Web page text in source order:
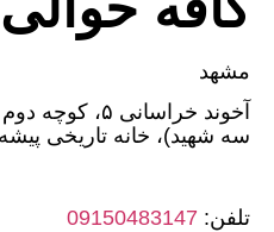
مشهد
آخوند
سه شهید)، خانه تاریخی
تلفن: 09150483147